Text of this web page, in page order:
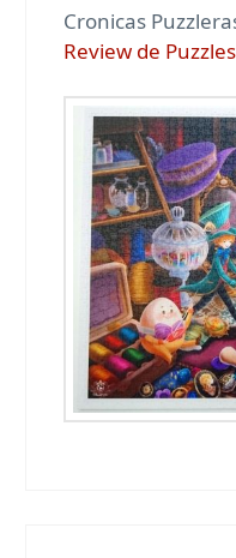
Cronicas
Review de Puzzles